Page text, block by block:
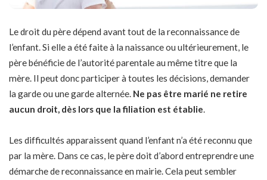
Le droit du père dépend avant tout de la reconnaissance de
l’enfant. Si elle a été faite à la naissance ou ultérieurement, le
père bénéficie de l’autorité parentale au même titre que la
mère. Il peut donc participer à toutes les décisions, demander
la garde ou une garde alternée. Ne pas être marié ne retire
aucun droit, dès lors que la filiation est établie.
Les difficultés apparaissent quand l’enfant n’a été reconnu que
par la mère. Dans ce cas, le père doit d’abord entreprendre une
démarche de reconnaissance en mairie. Cela peut sembler